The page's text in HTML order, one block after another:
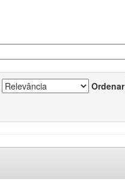
Ordenar